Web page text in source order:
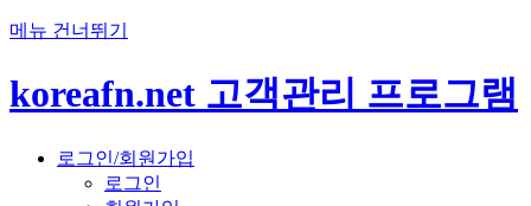
메뉴 건너뛰기
koreafn.net 고객관리 프로그램
로그인/회원가입
로그인